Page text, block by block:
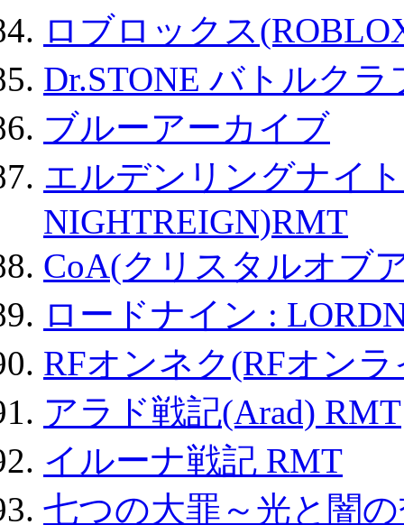
ロブロックス
Dr.STONE バトルク
ブルーアーカイブ
エルデンリングナイ
NIGHTREIGN)RMT
CoA(クリスタルオブ
ロードナイン :
RFオンネク(RFオン
アラド戦記(Arad) RMT
イルーナ戦記 RMT
七つの大罪～光と闇